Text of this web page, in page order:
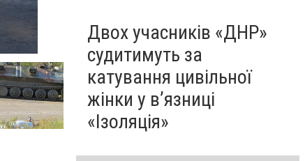
IMG_5635_новый размер
Двох учасників «ДНР»
судитимуть за
катування цивільної
жінки у в’язниці
«Ізоляція»